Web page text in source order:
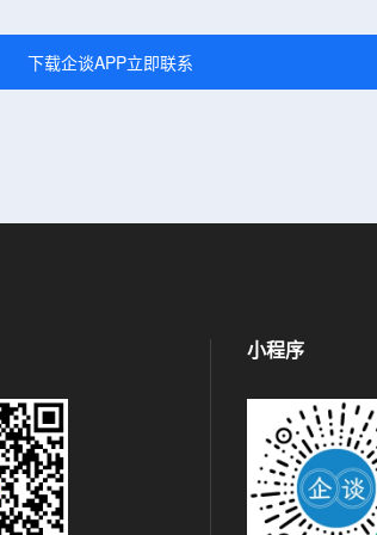
下载企谈APP立即联系
小程序